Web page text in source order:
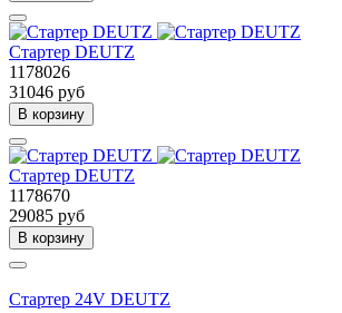
Стартер DEUTZ
1178026
31046 руб
В корзину
Стартер DEUTZ
1178670
29085 руб
В корзину
Стартер 24V DEUTZ